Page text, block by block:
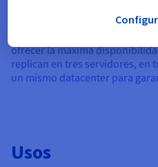
una arquitectura distribuida y
único o SPOF («Single Point of
se replica tres veces en tres
ofrecer la máxima
replican en tres servidores, en
un mismo datacenter para
Usos